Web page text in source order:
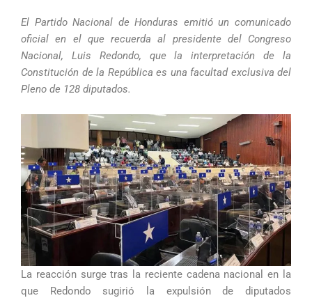
El Partido Nacional de Honduras emitió un comunicado
oficial en el que recuerda al presidente del Congreso
Nacional, Luis Redondo, que la interpretación de la
Constitución de la República es una facultad exclusiva del
Pleno de 128 diputados.
La reacción surge tras la reciente cadena nacional en la
que Redondo sugirió la expulsión de diputados